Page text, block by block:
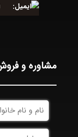
ایمیل:
مشاوره و
نام
و
نام